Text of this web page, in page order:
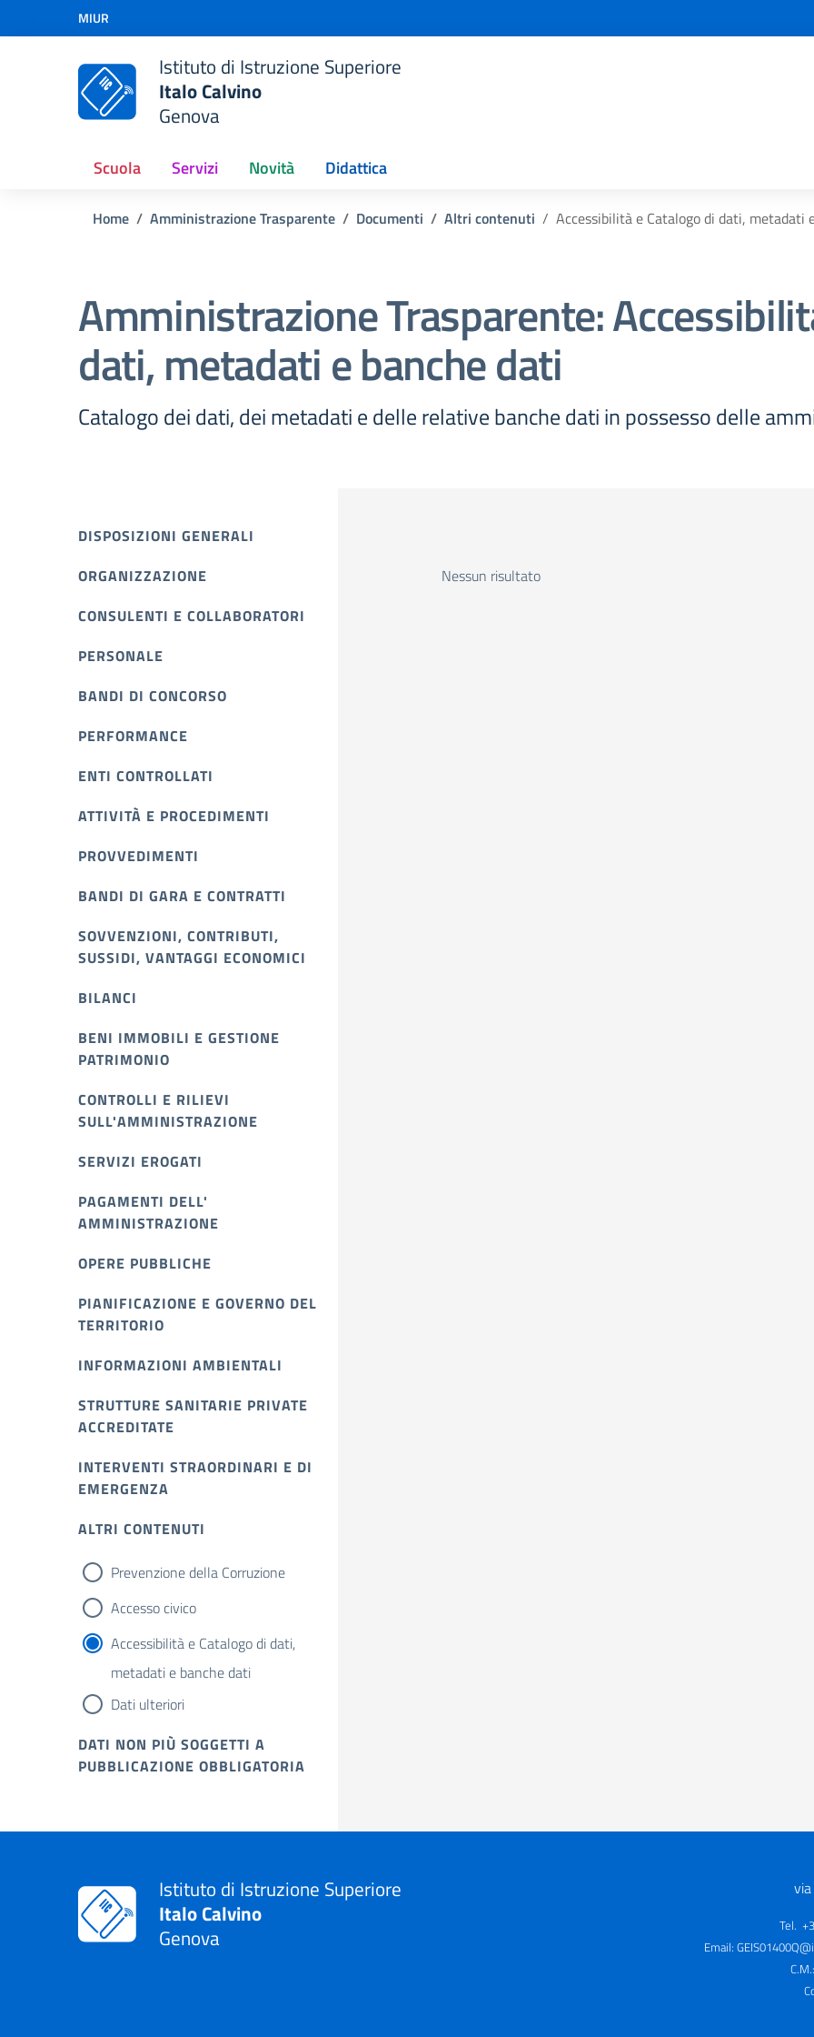
Vai ai contenuti
Vai al menu di navigazione
MIUR
Istituto di Istruzione Superiore
Italo Calvino
Genova
Scuola Servizi Novità Didattica
Home Amministrazione Trasparente Documenti Altri contenuti Accessibilità e Catalogo di dati, metadati
Amministrazione Trasparente:
dati, metadati e banche dati
Catalogo dei dati, dei metadati e delle relative banche dati in possesso delle
DISPOSIZIONI GENERALI
ORGANIZZAZIONE
CONSULENTI E COLLABORATORI
PERSONALE
BANDI DI CONCORSO
PERFORMANCE
ENTI CONTROLLATI
ATTIVITÀ E PROCEDIMENTI
PROVVEDIMENTI
BANDI DI GARA E CONTRATTI
SOVVENZIONI, CONTRIBUTI,
SUSSIDI, VANTAGGI ECONOMICI
BILANCI
BENI IMMOBILI E GESTIONE
PATRIMONIO
CONTROLLI E RILIEVI
SULL'AMMINISTRAZIONE
SERVIZI EROGATI
PAGAMENTI DELL'
AMMINISTRAZIONE
OPERE PUBBLICHE
PIANIFICAZIONE E GOVERNO DEL
TERRITORIO
INFORMAZIONI AMBIENTALI
STRUTTURE SANITARIE PRIVATE
ACCREDITATE
INTERVENTI STRAORDINARI E DI
EMERGENZA
ALTRI CONTENUTI
Prevenzione della Corruzione
Accesso civico
Accessibilità e Catalogo di dati,
metadati e banche dati
Dati ulteriori
DATI NON PIÙ SOGGETTI A
PUBBLICAZIONE OBBLIGATORIA
Nessun risultato
Istituto di Istruzione Superiore
Italo Calvino
Genova
Tel.
Email: